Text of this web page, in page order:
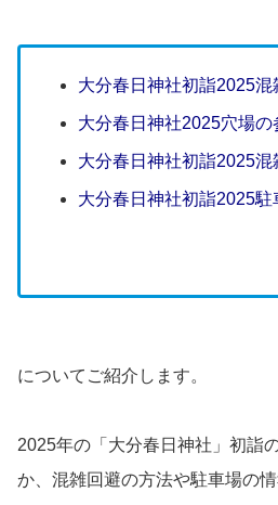
大分春日神社初詣2025混
大分春日神社2025穴場の
大分春日神社初詣2025混
大分春日神社初詣2025駐
についてご紹介します。
2025年の「大分春日神社」初詣
か、混雑回避の方法や駐車場の